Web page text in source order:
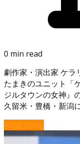
0 min read
劇作家・演出家 ケラ
たまきのユニット「
ジルタウンの女神』
久留米・豊橋・新潟
Read More